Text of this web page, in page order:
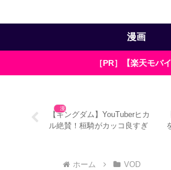
漫画
［PR］【楽天モ
漫画
【キングダム】YouTuberヒカ
ル絶賛！桓騎がカッコ良すぎ
ホーム VOD